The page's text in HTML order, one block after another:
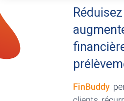
FinBuddy